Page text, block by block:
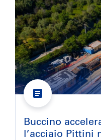
Buccino
l’acciaio Pittini